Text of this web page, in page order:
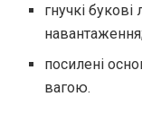
гнучкі
посилені
вагою.